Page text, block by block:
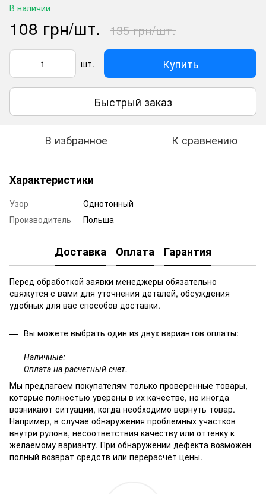
В наличии
108 грн/шт. 135 грн/шт.
шт. Купить
Быстрый заказ
В избранное К сравнению
Характеристики
Узор
Однотонный
Производитель
Польша
Доставка Оплата Гарантия
Перед обработкой заявки менеджеры обязательно
свяжутся с вами для уточнения деталей, обсуждения
удобных для вас способов доставки.
Вы можете выбрать один из двух вариантов оплаты:
Наличные;
Оплата на расчетный счет.
Мы предлагаем покупателям только проверенные товары,
которые полностью уверены в их качестве, но иногда
возникают ситуации, когда необходимо вернуть товар.
Например, в случае обнаружения проблемных участков
внутри рулона, несоответствия качеству или оттенку к
желаемому варианту. При обнаружении дефекта возможен
полный возврат средств или перерасчет цены.